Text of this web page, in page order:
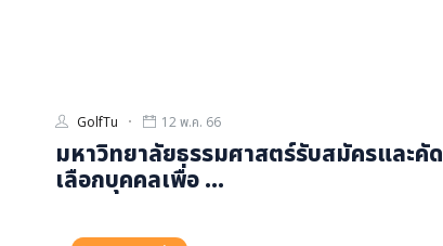
GolfTu 12 พ.ค. 66
มหาวิทยาลัยธรรมศาสตร์รับสมัครและคัด
เลือกบุคคลเพื่อ ...